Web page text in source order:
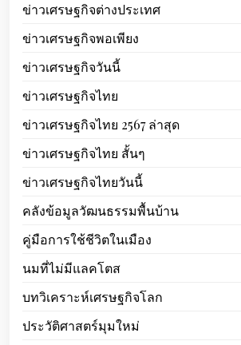
ข่าวเศรษฐกิจต่างประเทศ
ข่าวเศรษฐกิจพอเพียง
ข่าวเศรษฐกิจวันนี้
ข่าวเศรษฐกิจไทย
ข่าวเศรษฐกิจไทย 2567 ล่าสุด
ข่าวเศรษฐกิจไทย สั้นๆ
ข่าวเศรษฐกิจไทยวันนี้
คลังข้อมูลวัฒนธรรมพื้นบ้าน
คู่มือการใช้ชีวิตในเมือง
นมที่ไม่มีแลคโตส
บทวิเคราะห์เศรษฐกิจโลก
ประวัติศาสตร์มุมใหม่